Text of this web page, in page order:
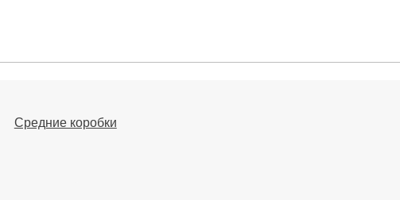
Средние коробки